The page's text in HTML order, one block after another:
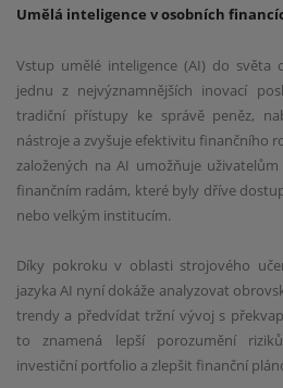
Umělá inteligence v osobních
Vstup umělé inteligence (AI) do světa
jednu z nejvýznamnějších inovací
tradiční přístupy ke správě peněz,
nástroje a zvyšuje efektivitu finančního
založených na AI umožňuje
finančním radám, které byly dříve
nebo velkým institucím.
Díky pokroku v oblasti strojového
jazyka AI nyní dokáže analyzovat
trendy a předvídat tržní vývoj s
to znamená lepší porozumění
investiční portfolio a zlepšit finanční